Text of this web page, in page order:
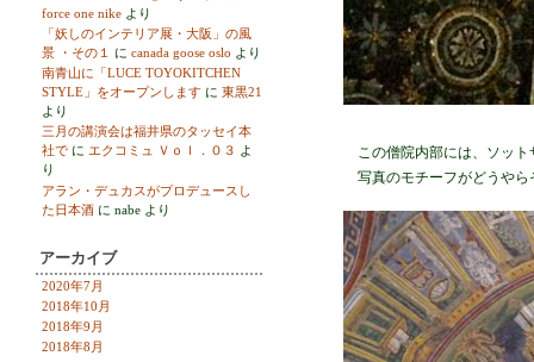
force one nike より
「妖しのインテリア展・大阪」の風
景 ・その１
に canada goose oslo より
南青山に「LUCE TOYOKITCHEN
STYLE」をオープンします に 東黒21
より
三月の講演会は福井県のタッセイ本
社で に エクコミュ Ｖｏｌ．０３ よ
り
アラン・デュカスがプロデュースし
た日本酒 に nabe より
アーカイブ
2020年7月
2018年10月
2018年9月
2018年8月
この僧院内部には、ソット
写真のモチーフがどうやら